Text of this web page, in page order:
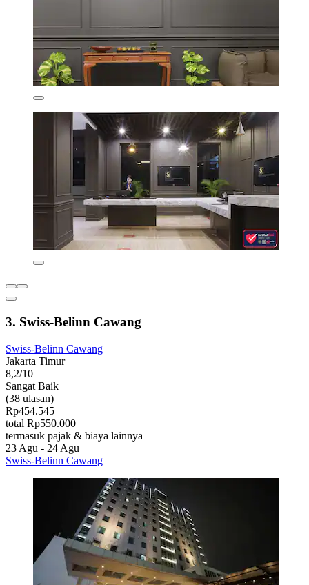
3. Swiss-Belinn Cawang
Swiss-Belinn Cawang
Jakarta Timur
8,2/10
Sangat Baik
(38 ulasan)
Rp454.545
total Rp550.000
termasuk pajak & biaya lainnya
23 Agu - 24 Agu
Swiss-Belinn Cawang